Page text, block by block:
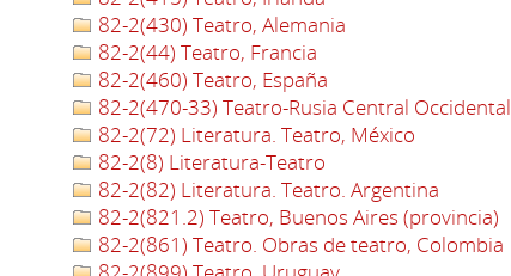
82-2(430) Teatro, Alemania
82-2(44) Teatro, Francia
82-2(460) Teatro, España
82-2(470-33) Teatro-Rusia Central Occidental
82-2(72) Literatura. Teatro, México
82-2(8) Literatura-Teatro
82-2(82) Literatura. Teatro. Argentina
82-2(821.2) Teatro, Buenos Aires (provincia)
82-2(861) Teatro. Obras de teatro, Colombia